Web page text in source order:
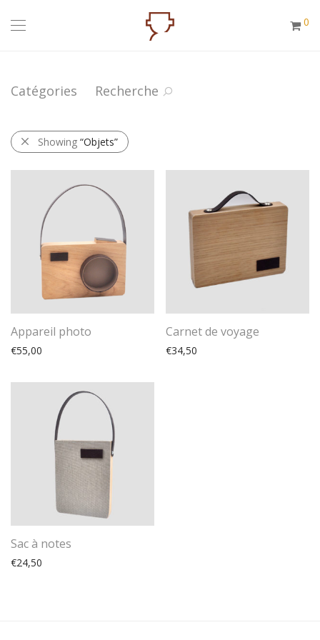
0
Catégories Recherche
Showing “Objets”
Appareil photo
€55,00
Carnet de voyage
€34,50
Sac à notes
€24,50